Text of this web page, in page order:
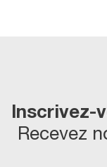
Inscrivez-
Recevez